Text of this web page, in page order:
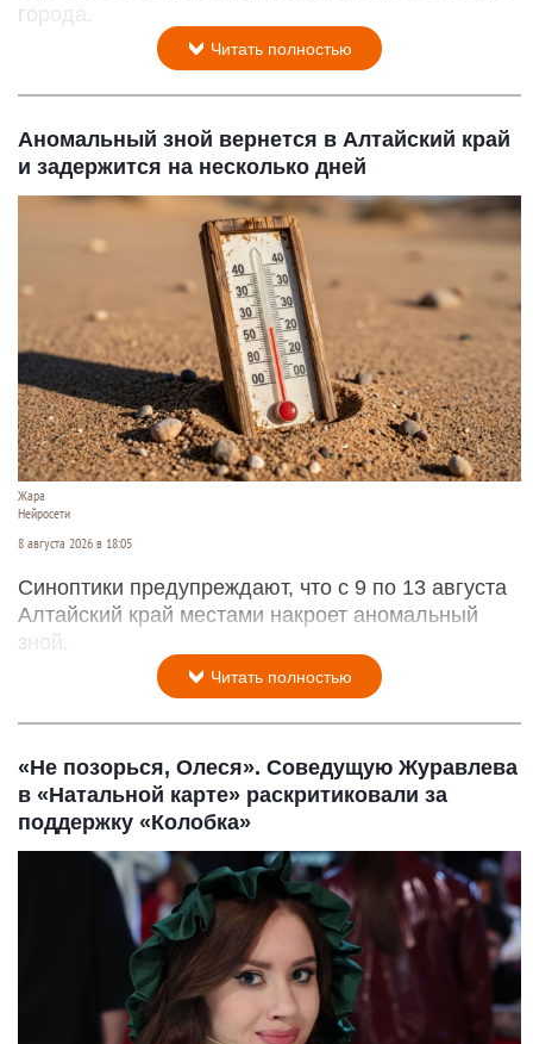
города.
Читать полностью
Аномальный зной вернется в Алтайский край
и задержится на несколько дней
Жара
Нейросети
8 августа 2026 в 18:05
Синоптики предупреждают, что с 9 по 13 августа
Алтайский край местами накроет аномальный
зной.
Читать полностью
«Не позорься, Олеся». Соведущую Журавлева
в «Натальной карте» раскритиковали за
поддержку «Колобка»